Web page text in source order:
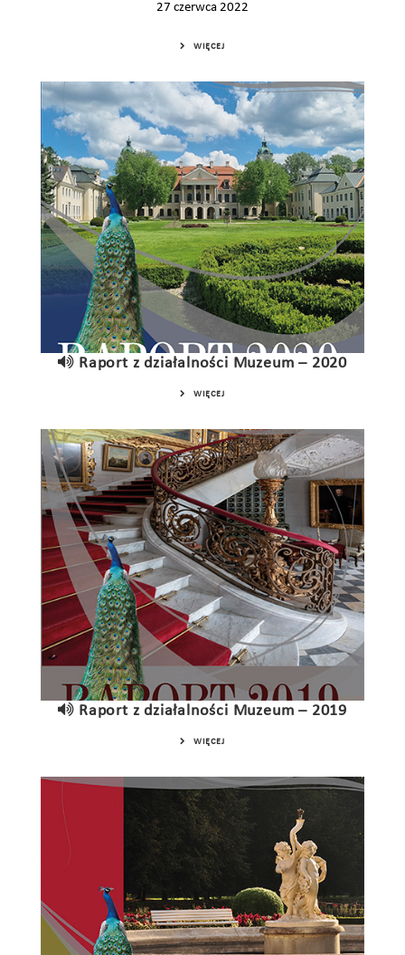
27 czerwca 2022
WIĘCEJ
Raport z działalności Muzeum – 2020
WIĘCEJ
Raport z działalności Muzeum – 2019
WIĘCEJ